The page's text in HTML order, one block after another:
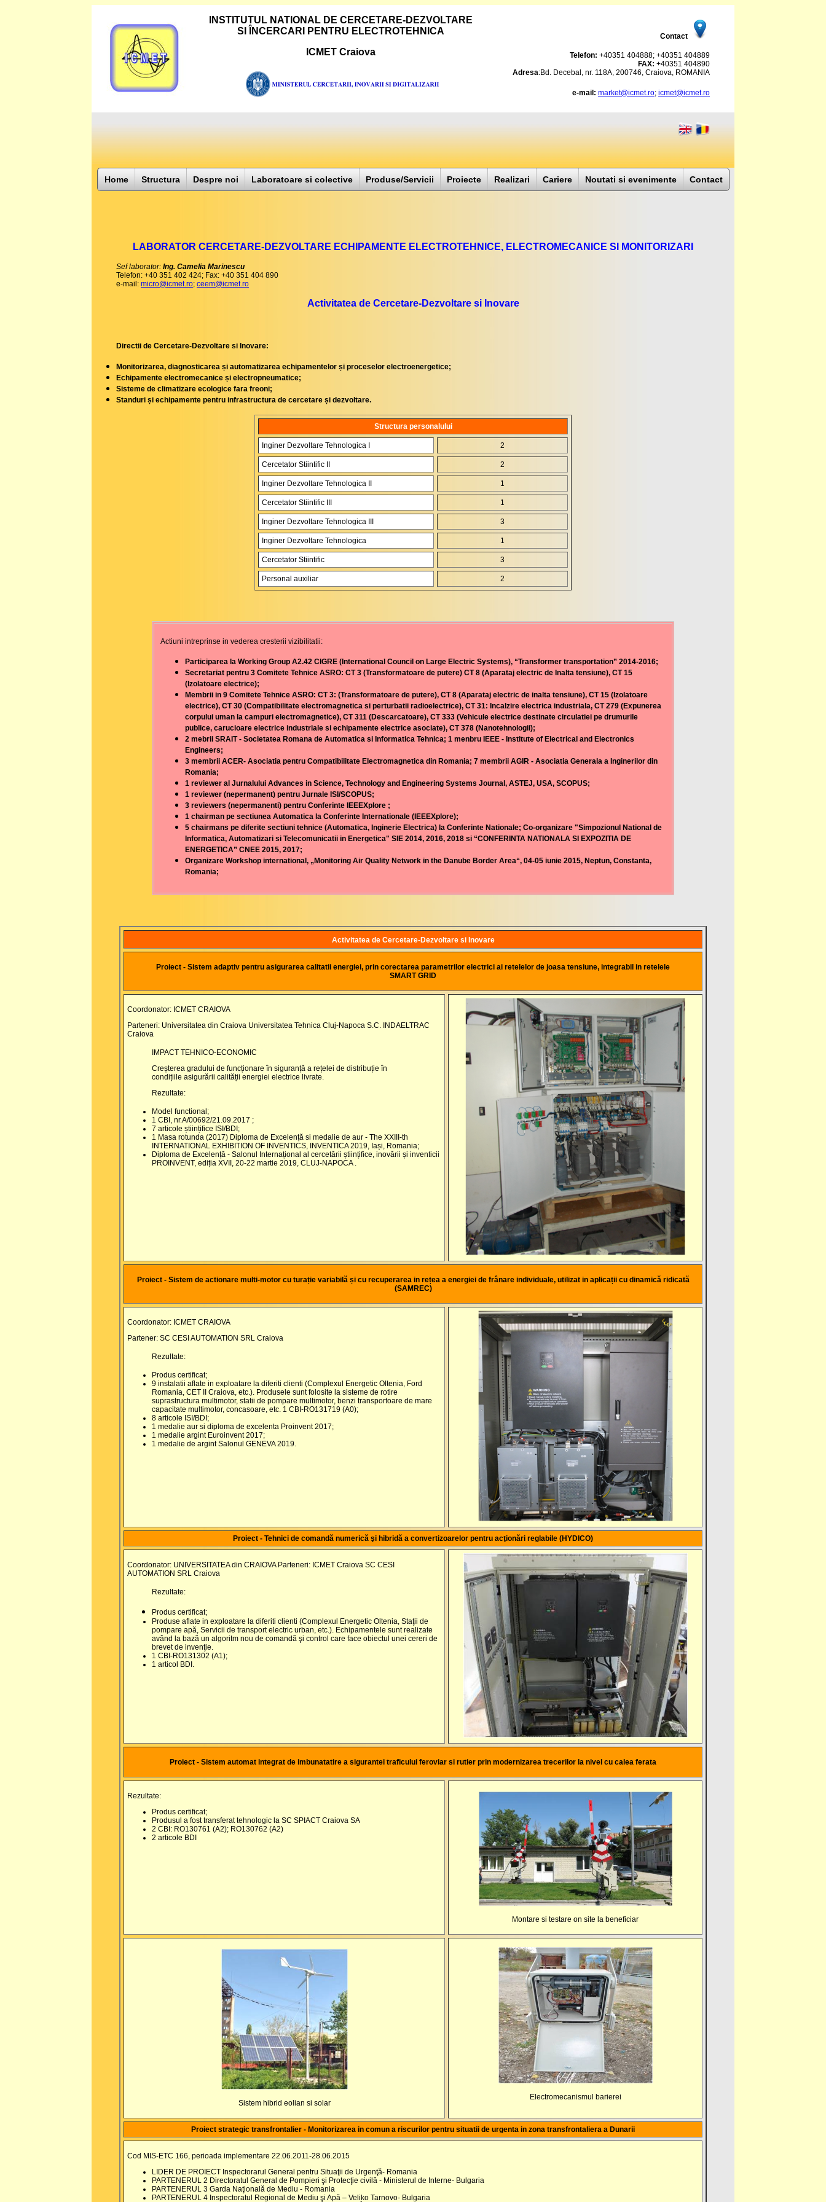
INSTITUTUL NATIONAL DE CERCETARE-DEZVOLTARE
SI ÎNCERCARI PENTRU ELECTROTEHNICA
ICMET Craiova
Contact
Telefon: +40351 404888; +40351 404889
FAX: +40351 404890
Adresa:Bd. Decebal, nr. 118A, 200746, Craiova, ROMANIA
e-mail: market@icmet.ro; icmet@icmet.ro
Home Structura Despre noi Laboratoare si colective Produse/Servicii Proiecte Realizari Cariere Noutati si evenimente Contact
LABORATOR CERCETARE-DEZVOLTARE ECHIPAMENTE ELECTROTEHNICE, ELECTROMECANICE SI MONITORIZARI
Sef laborator: Ing. Camelia Marinescu
Telefon: +40 351 402 424; Fax: +40 351 404 890
e-mail: micro@icmet.ro; ceem@icmet.ro
Activitatea de Cercetare-Dezvoltare si Inovare
Directii de Cercetare-Dezvoltare si Inovare:
Monitorizarea, diagnosticarea și automatizarea echipamentelor și proceselor electroenergetice;
Echipamente electromecanice și electropneumatice;
Sisteme de climatizare ecologice fara freoni;
Standuri și echipamente pentru infrastructura de cercetare și dezvoltare.
Structura personalului
Inginer Dezvoltare Tehnologica I 2
Cercetator Stiintific II 2
Inginer Dezvoltare Tehnologica II 1
Cercetator Stiintific III 1
Inginer Dezvoltare Tehnologica III 3
Inginer Dezvoltare Tehnologica 1
Cercetator Stiintific 3
Personal auxiliar 2
Actiuni intreprinse in vederea cresterii vizibilitatii:
Participarea la Working Group A2.42 CIGRE (International Council on Large Electric Systems), “Transformer transportation” 2014-2016;
Secretariat pentru 3 Comitete Tehnice ASRO: CT 3 (Transformatoare de putere) CT 8 (Aparataj electric de Inalta tensiune), CT 15
(Izolatoare electrice);
Membrii in 9 Comitete Tehnice ASRO: CT 3: (Transformatoare de putere), CT 8 (Aparataj electric de inalta tensiune), CT 15 (Izolatoare
electrice), CT 30 (Compatibilitate electromagnetica si perturbatii radioelectrice), CT 31: Incalzire electrica industriala, CT 279 (Expunerea
corpului uman la campuri electromagnetice), CT 311 (Descarcatoare), CT 333 (Vehicule electrice destinate circulatiei pe drumurile
publice, carucioare electrice industriale si echipamente electrice asociate), CT 378 (Nanotehnologii);
2 mebrii SRAIT - Societatea Romana de Automatica si Informatica Tehnica; 1 menbru IEEE - Institute of Electrical and Electronics
Engineers;
3 membrii ACER- Asociatia pentru Compatibilitate Electromagnetica din Romania; 7 membrii AGIR - Asociatia Generala a Inginerilor din
Romania;
1 reviewer al Jurnalului Advances in Science, Technology and Engineering Systems Journal, ASTEJ, USA, SCOPUS;
1 reviewer (nepermanent) pentru Jurnale ISI/SCOPUS;
3 reviewers (nepermanenti) pentru Conferinte IEEEXplore ;
1 chairman pe sectiunea Automatica la Conferinte Internationale (IEEEXplore);
5 chairmans pe diferite sectiuni tehnice (Automatica, Inginerie Electrica) la Conferinte Nationale; Co-organizare "Simpozionul National de
Informatica, Automatizari si Telecomunicatii in Energetica" SIE 2014, 2016, 2018 si “CONFERINTA NATIONALA SI EXPOZITIA DE
ENERGETICA” CNEE 2015, 2017;
Organizare Workshop international, „Monitoring Air Quality Network in the Danube Border Area“, 04-05 iunie 2015, Neptun, Constanta,
Romania;
Activitatea de Cercetare-Dezvoltare si Inovare
Proiect - Sistem adaptiv pentru asigurarea calitatii energiei, prin corectarea parametrilor electrici ai retelelor de joasa tensiune, integrabil in retelele
SMART GRID
Coordonator: ICMET CRAIOVA
Parteneri: Universitatea din Craiova Universitatea Tehnica Cluj-Napoca S.C. INDAELTRAC
Craiova
IMPACT TEHNICO-ECONOMIC
Creșterea gradului de funcționare în siguranță a rețelei de distribuție în
condițiile asigurării calității energiei electrice livrate.
Rezultate:
Model functional;
1 CBI, nr.A/00692/21.09.2017 ;
7 articole științifice ISI/BDI;
1 Masa rotunda (2017) Diploma de Excelență si medalie de aur - The XXIII-th
INTERNATIONAL EXHIBITION OF INVENTICS, INVENTICA 2019, Iași, Romania;
Diploma de Excelență - Salonul Internațional al cercetării științifice, inovării și inventicii
PROINVENT, ediția XVII, 20-22 martie 2019, CLUJ-NAPOCA .
Proiect - Sistem de actionare multi-motor cu turație variabilă și cu recuperarea in rețea a energiei de frânare individuale, utilizat in aplicații cu dinamică ridicată
(SAMREC)
Coordonator: ICMET CRAIOVA
Partener: SC CESI AUTOMATION SRL Craiova
Rezultate:
Produs certificat;
9 instalatii aflate in exploatare la diferiti clienti (Complexul Energetic Oltenia, Ford
Romania, CET II Craiova, etc.). Produsele sunt folosite la sisteme de rotire
suprastructura multimotor, statii de pompare multimotor, benzi transportoare de mare
capacitate multimotor, concasoare, etc. 1 CBI-RO131719 (A0);
8 articole ISI/BDI;
1 medalie aur si diploma de excelenta Proinvent 2017;
1 medalie argint Euroinvent 2017;
1 medalie de argint Salonul GENEVA 2019.
Proiect - Tehnici de comandă numerică şi hibridă a convertizoarelor pentru acţionări reglabile (HYDICO)
Coordonator: UNIVERSITATEA din CRAIOVA Parteneri: ICMET Craiova SC CESI
AUTOMATION SRL Craiova
Rezultate:
Produs certificat;
Produse aflate in exploatare la diferiti clienti (Complexul Energetic Oltenia, Staţii de
pompare apă, Servicii de transport electric urban, etc.). Echipamentele sunt realizate
având la bază un algoritm nou de comandă şi control care face obiectul unei cereri de
brevet de invenţie.
1 CBI-RO131302 (A1);
1 articol BDI.
Proiect - Sistem automat integrat de imbunatatire a sigurantei traficului feroviar si rutier prin modernizarea trecerilor la nivel cu calea ferata
Rezultate:
Produs certificat;
Produsul a fost transferat tehnologic la SC SPIACT Craiova SA
2 CBI: RO130761 (A2); RO130762 (A2)
2 articole BDI
Montare si testare on site la beneficiar
Sistem hibrid eolian si solar
Electromecanismul barierei
Proiect strategic transfrontalier - Monitorizarea in comun a riscurilor pentru situatii de urgenta in zona transfrontaliera a Dunarii
Cod MIS-ETC 166, perioada implementare 22.06.2011-28.06.2015
LIDER DE PROIECT Inspectorarul General pentru Situaţii de Urgenţă- Romania
PARTENERUL 2 Directoratul General de Pompieri şi Protecţie civilă - Ministerul de Interne- Bulgaria
PARTENERUL 3 Garda Naţională de Mediu - Romania
PARTENERUL 4 Inspectoratul Regional de Mediu şi Apă – Veliko Tarnovo- Bulgaria